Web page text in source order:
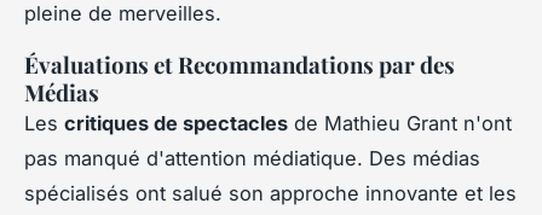
pleine de merveilles.
Évaluations et Recommandations par des
Médias
Les critiques de spectacles de Mathieu Grant n'ont
pas manqué d'attention médiatique. Des médias
spécialisés ont salué son approche innovante et les